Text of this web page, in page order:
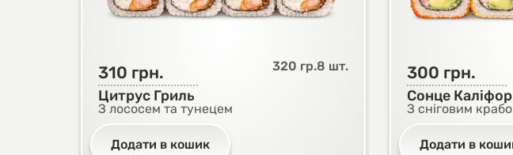
310 грн. 320 гр.8 шт.
Цитрус Гриль
З лососем та тунецем
Додати в кошик
300 грн.
Сонце
З сніговим
Додати в